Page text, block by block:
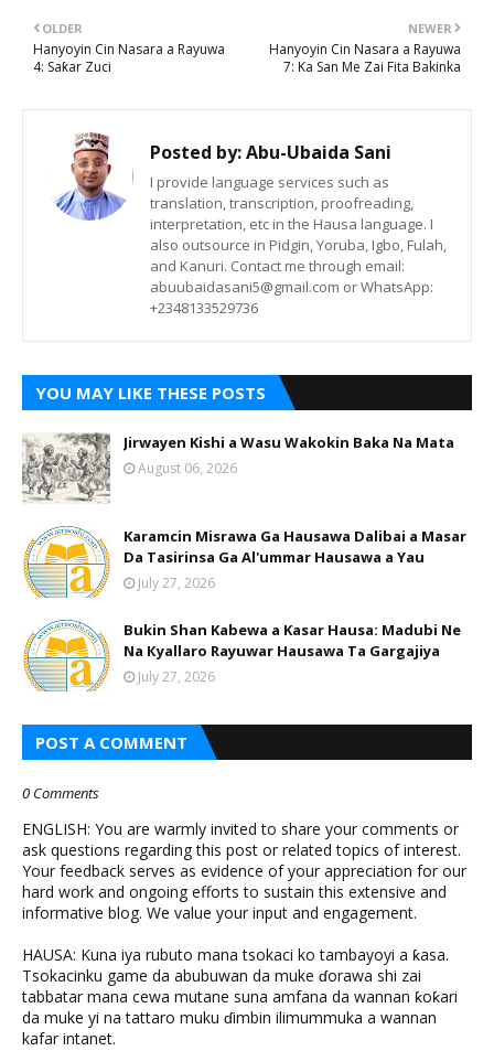
NEWER
Hanyoyin Cin Nasara a Rayuwa
7: Ka San Me Zai Fita Bakinka
OLDER
Hanyoyin Cin Nasara a Rayuwa
4: Saƙar Zuci
Posted by:Abu-Ubaida Sani
I provide language services such as
translation, transcription, proofreading,
interpretation, etc in the Hausa language. I
also outsource in Pidgin, Yoruba, Igbo, Fulah,
and Kanuri. Contact me through email:
abuubaidasani5@gmail.com or WhatsApp:
+2348133529736
YOU MAY LIKE THESE POSTS
Jirwayen Kishi a Wasu Wakokin Baka Na Mata
August 06, 2026
Karamcin Misrawa Ga Hausawa Dalibai a Masar
Da Tasirinsa Ga Al'ummar Hausawa a Yau
July 27, 2026
Bukin Shan Kabewa a Kasar Hausa: Madubi Ne
Na Кyallaro Rayuwar Hausawa Ta Gargajiya
July 27, 2026
POST A COMMENT
0 Comments
ENGLISH: You are warmly invited to share your comments or
ask questions regarding this post or related topics of interest.
Your feedback serves as evidence of your appreciation for our
hard work and ongoing efforts to sustain this extensive and
informative blog. We value your input and engagement.
HAUSA: Kuna iya rubuto mana tsokaci ko tambayoyi a ƙasa.
Tsokacinku game da abubuwan da muke ɗorawa shi zai
tabbatar mana cewa mutane suna amfana da wannan ƙoƙari
da muke yi na tattaro muku ɗimbin ilimummuka a wannan
kafar intanet.